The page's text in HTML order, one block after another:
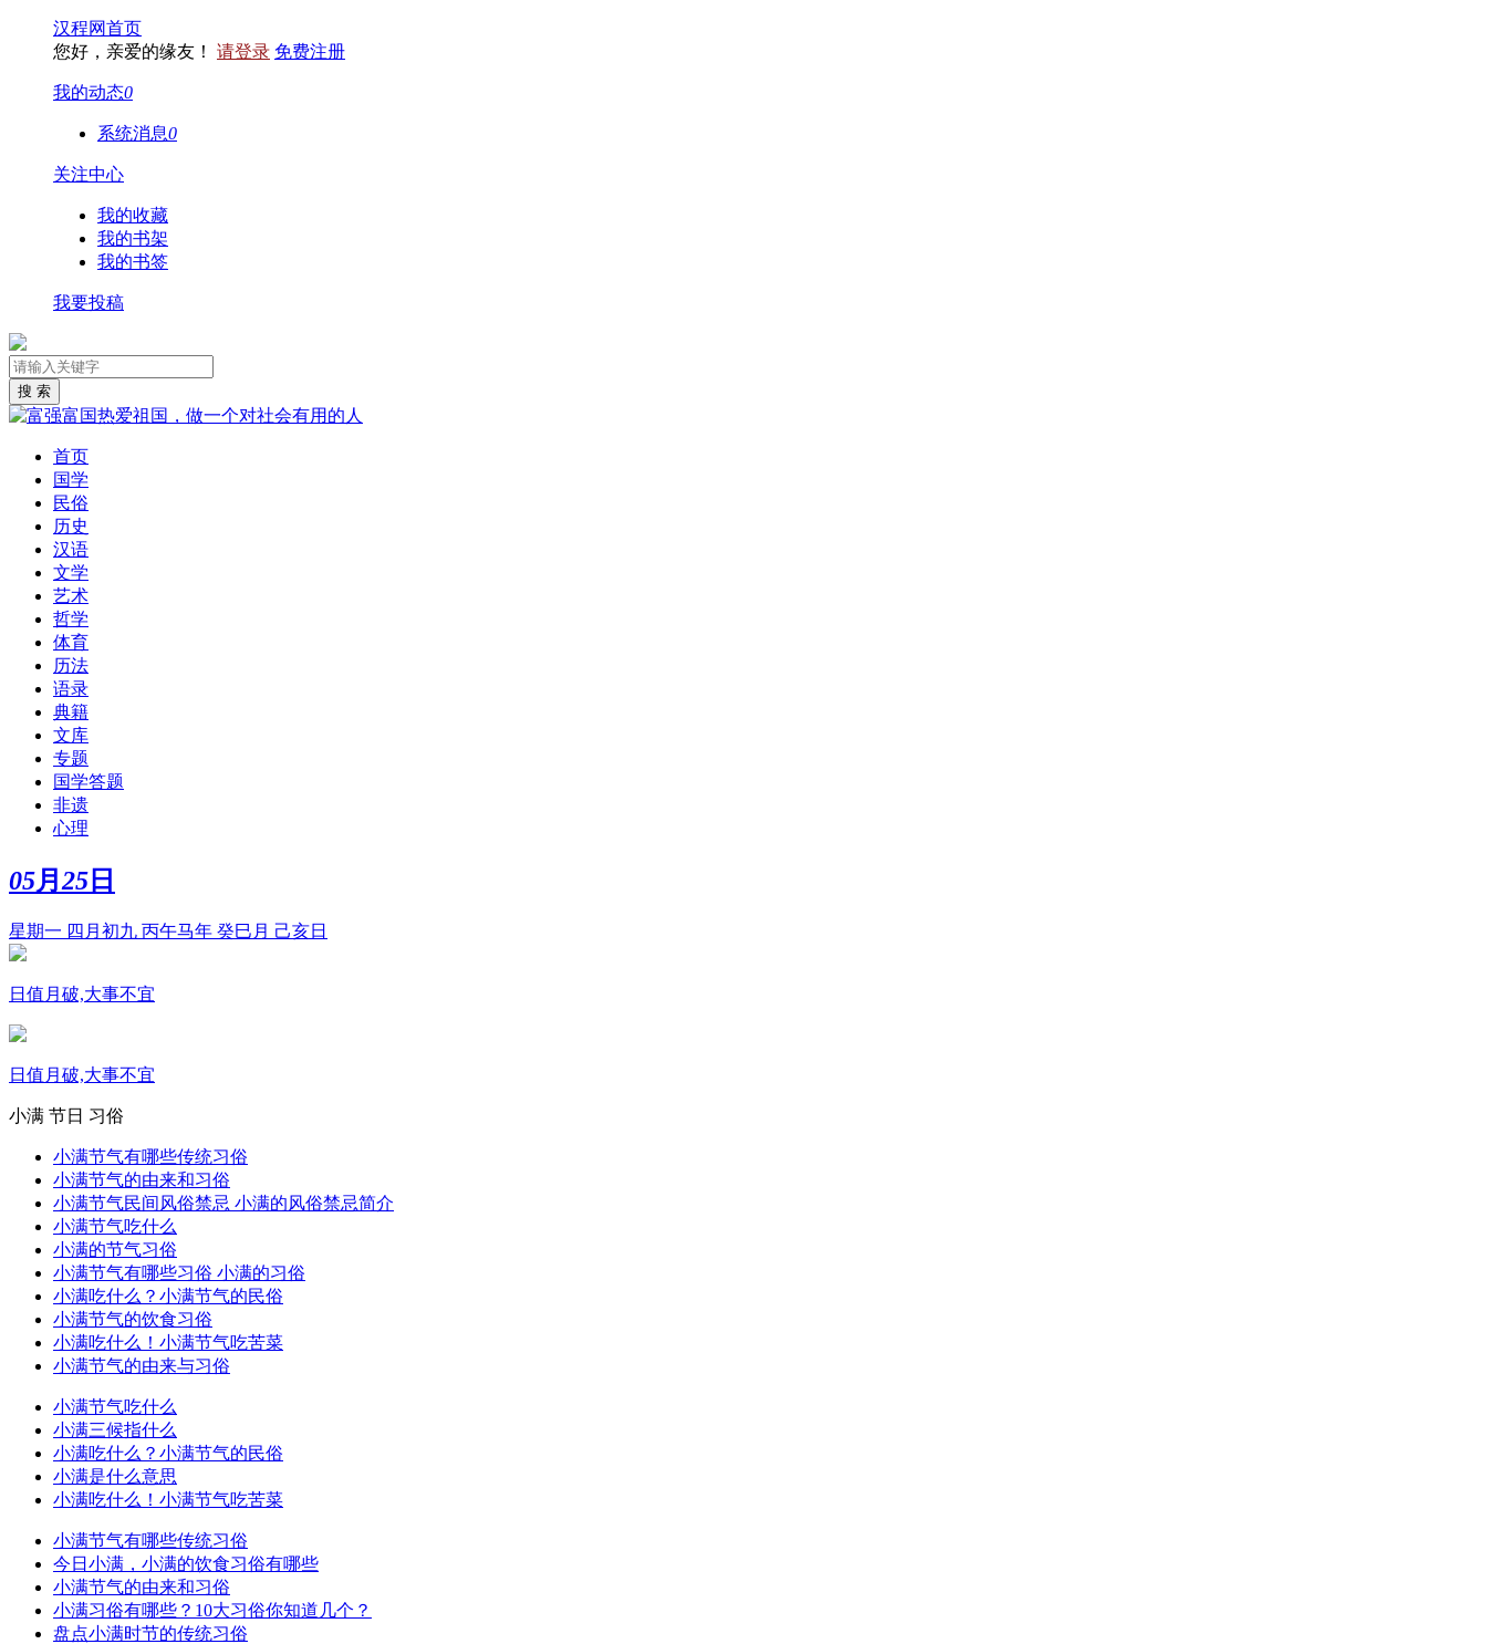
汉程网首页
您好，亲爱的缘友！ 请登录 免费注册
我的动态0
系统消息0
关注中心
我的收藏
我的书架
我的书签
我要投稿
首页
国学
民俗
历史
汉语
文学
艺术
哲学
体育
历法
语录
典籍
文库
专题
国学答题
非遗
心理
05月 25 日
星期一 四月初九 丙午马年 癸巳月 己亥日
日值月破,大事不宜
日值月破,大事不宜
小满 节日 习俗
小满节气有哪些传统习俗
小满节气的由来和习俗
小满节气民间风俗禁忌 小满的风俗禁忌简介
小满节气吃什么
小满的节气习俗
小满节气有哪些习俗 小满的习俗
小满吃什么？小满节气的民俗
小满节气的饮食习俗
小满吃什么！小满节气吃苦菜
小满节气的由来与习俗
小满节气吃什么
小满三候指什么
小满吃什么？小满节气的民俗
小满是什么意思
小满吃什么！小满节气吃苦菜
小满节气有哪些传统习俗
今日小满，小满的饮食习俗有哪些
小满节气的由来和习俗
小满习俗有哪些？10大习俗你知道几个？
盘点小满时节的传统习俗